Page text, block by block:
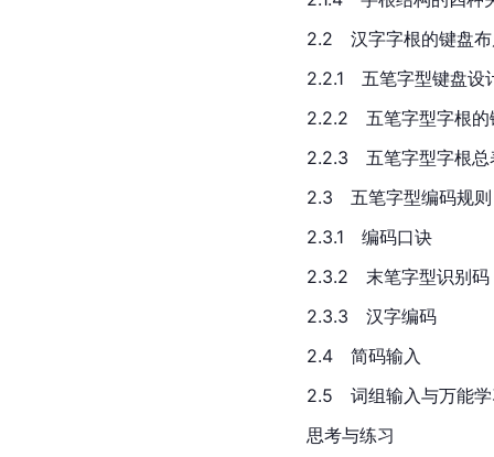
2.2　汉字字根的键盘
2.2.1　五笔字型键盘设
2.2.2　五笔字型字根
2.2.3　五笔字型字根总
2.3　五笔字型编码规则
2.3.1　编码口诀
2.3.2　末笔字型识别码
2.3.3　汉字编码
2.4　简码输入
2.5　词组输入与万能
思考与练习